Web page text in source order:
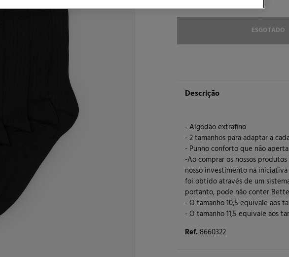
ESGOTADO
Descrição
- Algodão extrafino
- 2 tamanhos para adaptar a
- Punho conforto que não aperta
-Ao comprar os nossos
nosso investimento na
foi obtido através de um
portanto, pode não conter
- O tamanho 10,5 equivale aos
- O tamanho 11,5 equivale aos
Ref. 8660322